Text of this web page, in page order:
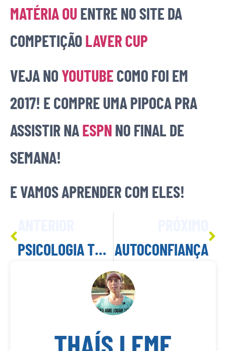
MATÉRIA OU ENTRE NO SITE DA
COMPETIÇÃO LAVER CUP
VEJA NOYOUTUBECOMO FOI EM
2017! E COMPRE UMA PIPOCA PRA
ASSISTIR NAESPN NO FINAL DE
SEMANA!
E VAMOS APRENDER COM ELES!
PSICOLOGIA TENÍSTICA AUTOCONFIANÇA
THAÍS LEME